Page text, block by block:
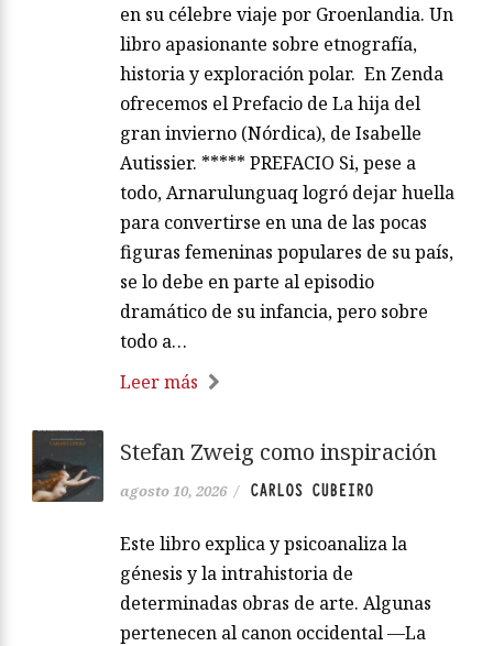
en su célebre viaje por Groenlandia. Un
libro apasionante sobre etnografía,
historia y exploración polar. En Zenda
ofrecemos el Prefacio de La hija del
gran invierno (Nórdica), de Isabelle
Autissier. ***** PREFACIO Si, pese a
todo, Arnarulunguaq logró dejar huella
para convertirse en una de las pocas
figuras femeninas populares de su país,
se lo debe en parte al episodio
dramático de su infancia, pero sobre
todo a…
Leer más
Stefan Zweig como inspiración
agosto 10, 2026 / CARLOS CUBEIRO
Este libro explica y psicoanaliza la
génesis y la intrahistoria de
determinadas obras de arte. Algunas
pertenecen al canon occidental —La